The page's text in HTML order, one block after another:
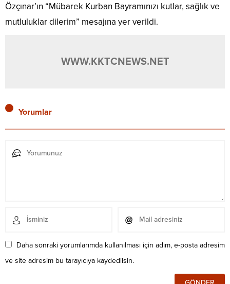
Özçınar’ın “Mübarek Kurban Bayramınızı kutlar, sağlık ve
mutluluklar dilerim” mesajına yer verildi.
WWW.KKTCNEWS.NET
Yorumlar
Daha sonraki yorumlarımda kullanılması için adım, e-posta adresim
ve site adresim bu tarayıcıya kaydedilsin.